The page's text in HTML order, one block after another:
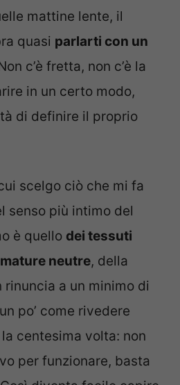
mattine lente, il
quasi parlarti con un
c’è fretta, non c’è la
in un certo modo,
di definire il proprio
scelgo ciò che mi fa
senso più intimo del
è quello dei tessuti
neutre, della
a un minimo di
po’ come rivedere
centesima volta: non
per funzionare, basta